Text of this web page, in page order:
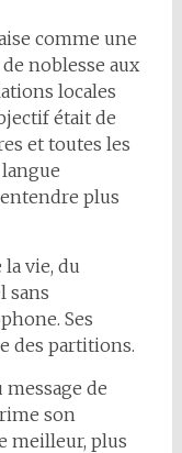
comme une
noblesse aux
locales
était de
et toutes les
plus
la vie, du
sans
Ses
des partitions.
de
son
meilleur, plus